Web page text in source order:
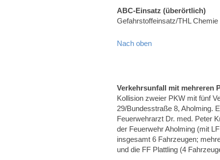
ABC-Einsatz (überörtlich)
Gefahrstoffeinsatz/THL
Nach oben
Verkehrsunfall mit mehreren
Kollision zweier PKW mit fünf
29/Bundesstraße 8, Aholming.
Feuerwehrarzt Dr. med. Peter
der Feuerwehr Aholming (mit
insgesamt 6 Fahrzeugen;
und die FF Plattling (4